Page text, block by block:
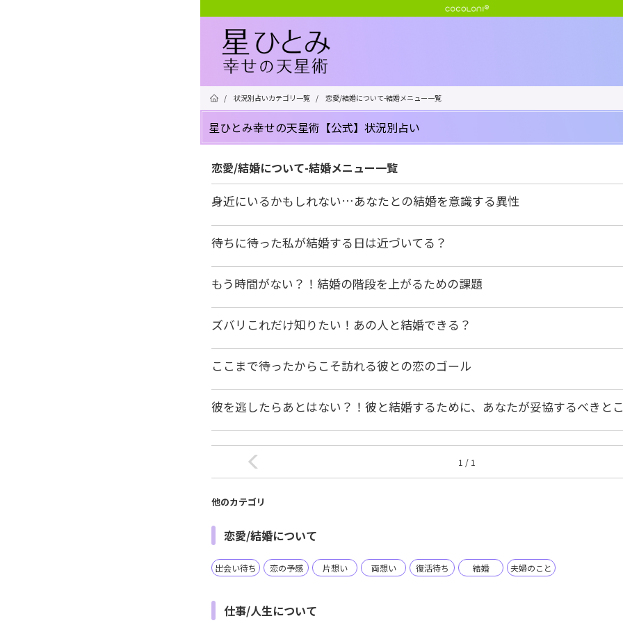
/ 状況別占いカテゴリ一覧 / 恋愛/結婚について-結婚メニュー一覧
星ひとみ幸せの天星術【公式】状況別占い
恋愛/結婚について-結婚メニュー一覧
身近にいるかもしれない…あなたとの結婚を意識する異性
待ちに待った私が結婚する日は近づいてる？
もう時間がない？！結婚の階段を上がるための課題
ズバリこれだけ知りたい！あの人と結婚できる？
ここまで待ったからこそ訪れる彼との恋のゴール
彼を逃したらあとはない？！彼と結婚するために、あなたが妥協するべきと
1 / 1
他のカテゴリ
恋愛/結婚について
出会い待ち 恋の予感 片想い 両想い 復活待ち 結婚 夫婦のこと
仕事/人生について